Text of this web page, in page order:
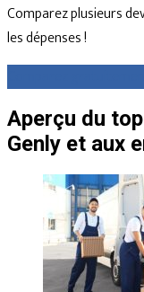
Comparez plusieurs
les dépenses !
Aperçu du
Genly et aux